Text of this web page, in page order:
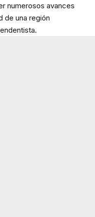
numerosos avances
de una región